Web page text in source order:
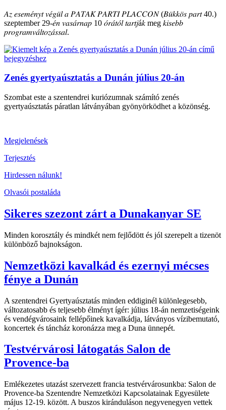
𝐴𝑧 𝑒𝑠𝑒𝑚𝑒́𝑛𝑦𝑡 𝑣𝑒́𝑔𝑢̈𝑙 𝑎 𝑃𝐴𝑇𝐴𝐾 𝑃𝐴𝑅𝑇𝐼 𝑃𝐿𝐴𝐶𝐶𝑂𝑁 (𝐵𝑢̈𝑘𝑘𝑜̈𝑠 𝑝𝑎𝑟𝑡 40.)
szeptember 29-𝑒́𝑛 𝑣𝑎𝑠𝑎́𝑟𝑛𝑎𝑝 10 𝑜́𝑟𝑎́𝑡𝑜́𝑙 𝑡𝑎𝑟𝑡𝑗á𝑘 meg 𝑘𝑖𝑠𝑒𝑏𝑏
𝑝𝑟𝑜𝑔𝑟𝑎𝑚𝑣𝑎́𝑙𝑡𝑜𝑧𝑎́𝑠𝑠𝑎𝑙.
Zenés gyertyaúsztatás a Dunán július 20-án
Szombat este a szentendrei kuriózumnak számító zenés
gyertyaúsztatás páratlan látványában gyönyörködhet a közönség.
Megjelenések
Terjesztés
Hirdessen nálunk!
Olvasói postaláda
Sikeres szezont zárt a Dunakanyar SE
Minden korosztály és mindkét nem fejlődött és jól szerepelt a tizenöt
különböző bajnokságon.
Nemzetközi kavalkád és ezernyi mécses
fénye a Dunán
A szentendrei Gyertyaúsztatás minden eddiginél különlegesebb,
változatosabb és teljesebb élményt ígér: július 18-án nemzetiségeink
és vendégvárosaink fellépőinek kavalkádja, látványos vízibemutató,
koncertek és táncház koronázza meg a Duna ünnepét.
Testvérvárosi látogatás Salon de
Provence-ba
Emlékezetes utazást szervezett francia testvérvárosunkba: Salon de
Provence-ba Szentendre Nemzetközi Kapcsolatainak Egyesülete
május 12-19. között. A buszos kiránduláson negyvenegyen vettek